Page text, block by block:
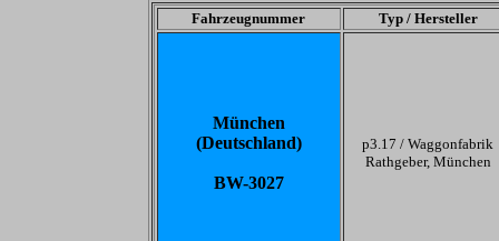
Fahrzeugnummer Typ / Hersteller
München
(Deutschland)
BW-3027
p3.17 / Waggonfabrik
Rathgeber, München